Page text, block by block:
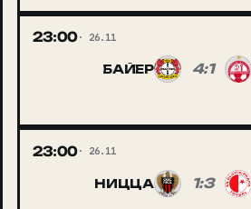
23:00 26.11
БАЙЕР 4:1
23:00 26.11
НИЦЦА 1:3